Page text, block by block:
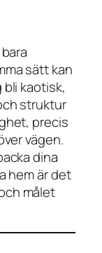
sätt kan
kaotisk,
struktur
precis
vägen.
dina
hem är det
målet